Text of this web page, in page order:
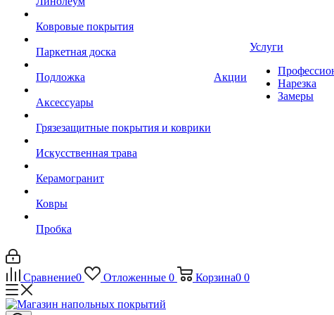
Ковровые покрытия
Паркетная доска
Подложка
Аксессуары
Грязезащитные покрытия и коврики
Искусственная трава
Керамогранит
Ковры
Пробка
Акции
Услуги
Нарезка
Замеры
Сравнение0 Отложенные 0 Корзина0 0